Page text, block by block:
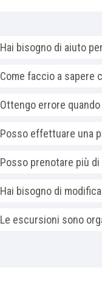
Hai bisogno di aiuto
Come faccio a sapere
Ottengo errore
Posso effettuare una
Posso prenotare più
Hai bisogno di
Le escursioni sono